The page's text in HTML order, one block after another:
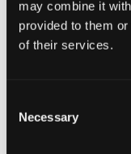
may combine it
provided to them
of their services.
Selection
Necessary
Attraktive
Frische-Garantie
Warum Ace
praktischen Slim-
Get first
tips and